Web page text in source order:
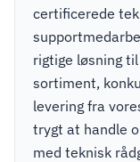
certificerede
rigtige løsning
sortiment,
levering fra
trygt at handle
med teknisk